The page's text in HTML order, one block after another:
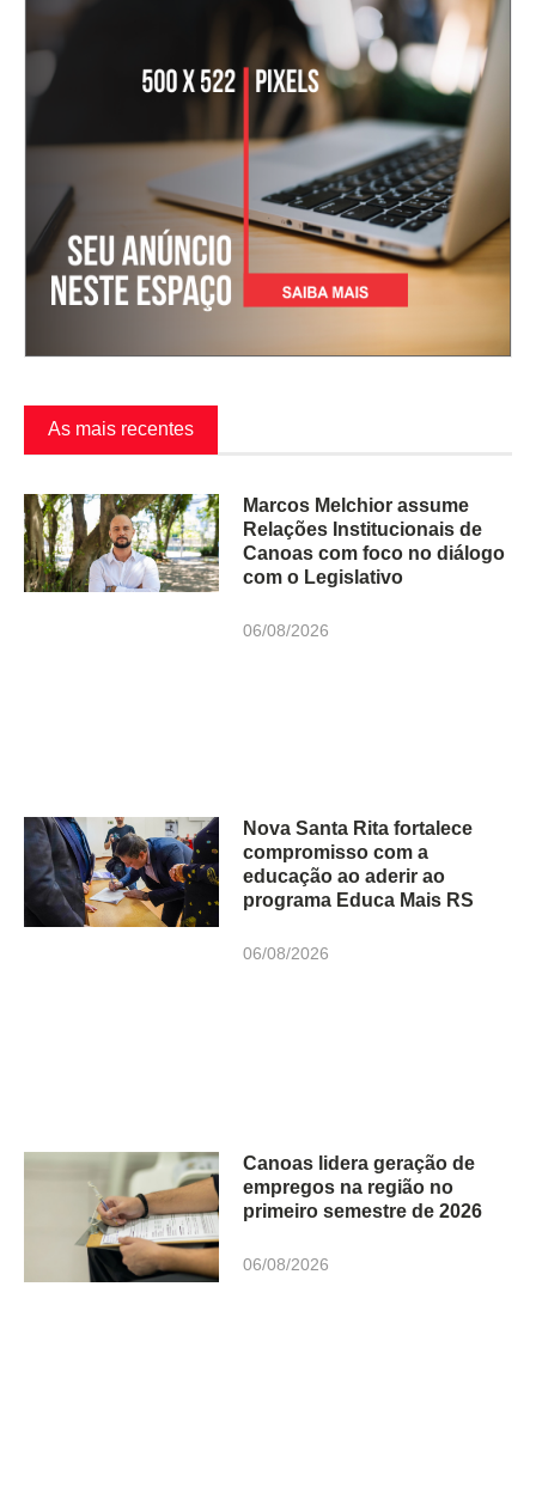
As mais recentes
Marcos Melchior assume
Relações Institucionais de
Canoas com foco no diálogo
com o Legislativo
06/08/2026
Nova Santa Rita fortalece
compromisso com a
educação ao aderir ao
programa Educa Mais RS
06/08/2026
Canoas lidera geração de
empregos na região no
primeiro semestre de 2026
06/08/2026